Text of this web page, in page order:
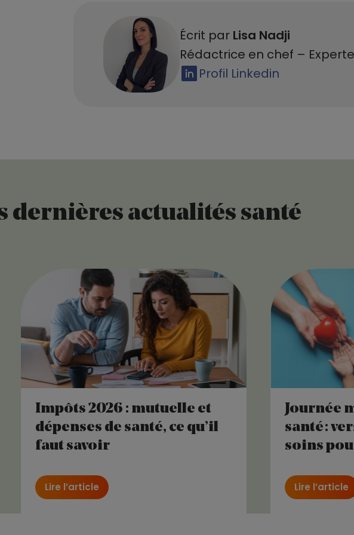
Écrit par Lisa Nadji
Rédactrice en chef –
Profil Linkedin
dernières actualités santé
Impôts 2026 : mutuelle et
dépenses de santé, ce qu’il
faut savoir
Lire l’article
Journée
santé :
soins
Lire l’article